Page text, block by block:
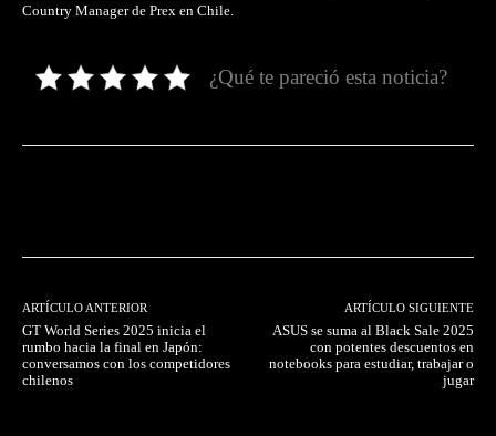
Country Manager de Prex en Chile.
¿Qué te pareció esta noticia?
ARTÍCULO ANTERIOR
GT World Series 2025 inicia el
rumbo hacia la final en Japón:
conversamos con los competidores
chilenos
ARTÍCULO SIGUIENTE
ASUS se suma al Black Sale 2025
con potentes descuentos en
notebooks para estudiar, trabajar o
jugar